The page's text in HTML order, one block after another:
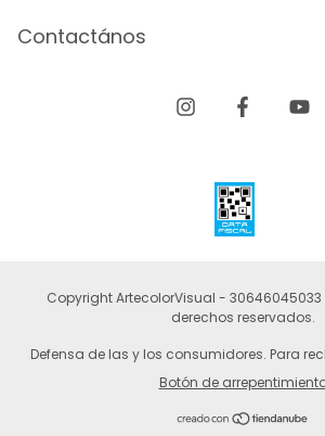
Contactános
Copyright ArtecolorVisual -
derechos reservados.
Defensa de las y los consumidores. Para
Botón de